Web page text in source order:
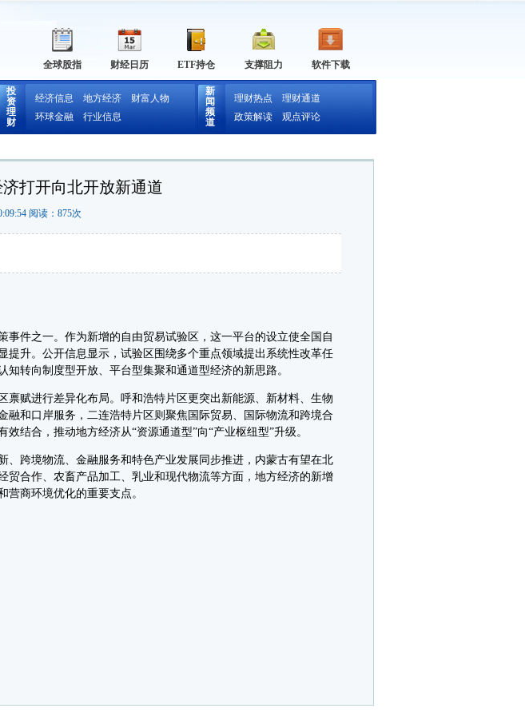
软件下载
支撑阻力
ETF持仓
财经日历
全球股指
投
资
理
财
经济信息 地方经济
财富人物
环球金融
行业信息
新
闻
频
道
理财热点
理财通道
政策解读
观点评论
打开向北开放新通道
阅读： 875次
件之一。作为新增的自由贸易试验区，这一平台的设立使全国自
升。公开信息显示，试验区围绕多个重点领域提出系统性改革任
转向制度型开放、平台型集聚和通道型经济的新思路。
赋进行差异化布局。呼和浩特片区更突出新能源、新材料、生物
和口岸服务，二连浩特片区则聚焦国际贸易、国际物流和跨境合
结合，推动地方经济从“资源通道型”向“产业枢纽型”升级。
跨境物流、金融服务和特色产业发展同步推进，内蒙古有望在北
合作、农畜产品加工、乳业和现代物流等方面，地方经济的新增
商环境优化的重要支点。